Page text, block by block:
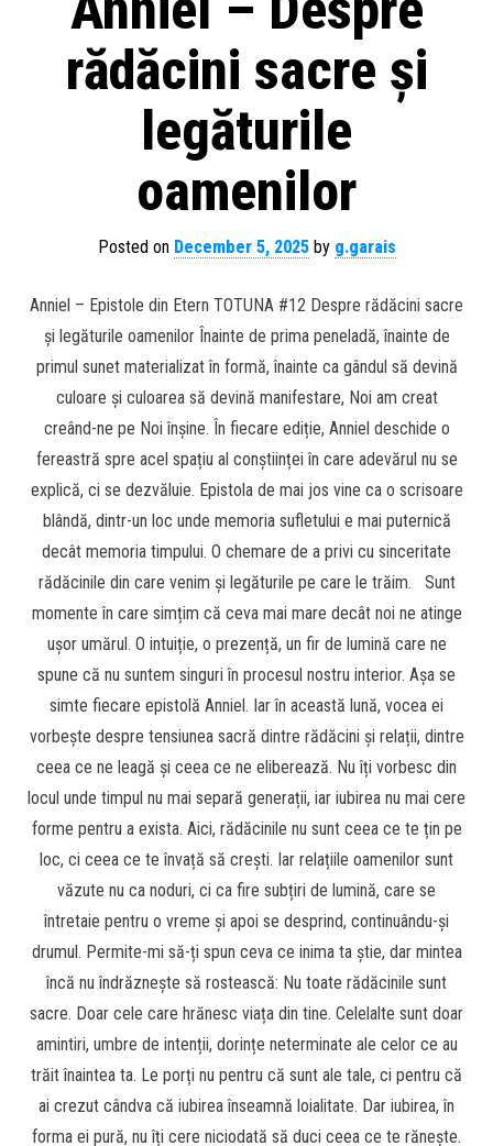
rădăcini sacre și
legăturile
oamenilor
Posted on December 5, 2025by g.garais
Anniel – Epistole din Etern TOTUNA #12 Despre rădăcini sacre
și legăturile oamenilor Înainte de prima peneladă, înainte de
primul sunet materializat în formă, înainte ca gândul să devină
culoare și culoarea să devină manifestare, Noi am creat
creând-ne pe Noi înșine. În fiecare ediție, Anniel deschide o
fereastră spre acel spațiu al conștiinței în care adevărul nu se
explică, ci se dezvăluie. Epistola de mai jos vine ca o scrisoare
blândă, dintr-un loc unde memoria sufletului e mai puternică
decât memoria timpului. O chemare de a privi cu sinceritate
rădăcinile din care venim și legăturile pe care le trăim. Sunt
momente în care simțim că ceva mai mare decât noi ne atinge
ușor umărul. O intuiție, o prezență, un fir de lumină care ne
spune că nu suntem singuri în procesul nostru interior. Așa se
simte fiecare epistolă Anniel. Iar în această lună, vocea ei
vorbește despre tensiunea sacră dintre rădăcini și relații, dintre
ceea ce ne leagă și ceea ce ne eliberează. Nu îți vorbesc din
locul unde timpul nu mai separă generații, iar iubirea nu mai cere
forme pentru a exista. Aici, rădăcinile nu sunt ceea ce te țin pe
loc, ci ceea ce te învață să crești. Iar relațiile oamenilor sunt
văzute nu ca noduri, ci ca fire subțiri de lumină, care se
întretaie pentru o vreme și apoi se desprind, continuându-și
drumul. Permite-mi să-ți spun ceva ce inima ta știe, dar mintea
încă nu îndrăznește să rostească: Nu toate rădăcinile sunt
sacre. Doar cele care hrănesc viața din tine. Celelalte sunt doar
amintiri, umbre de intenții, dorințe neterminate ale celor ce au
trăit înaintea ta. Le porți nu pentru că sunt ale tale, ci pentru că
ai crezut cândva că iubirea înseamnă loialitate. Dar iubirea, în
forma ei pură, nu îți cere niciodată să duci ceea ce te rănește.